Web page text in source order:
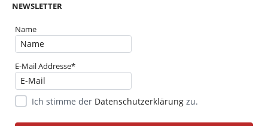
NEWSLETTER
Name
E-Mail Addresse*
Ich stimme der Datenschutzerklärung zu.